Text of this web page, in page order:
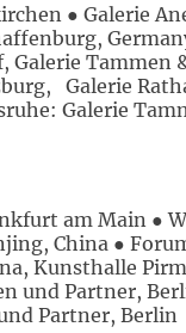
● Galerie
Tammen
Galerie
Galerie
am Main ●
China ●
Kunsthalle
und Partner,
Partner, Berlin